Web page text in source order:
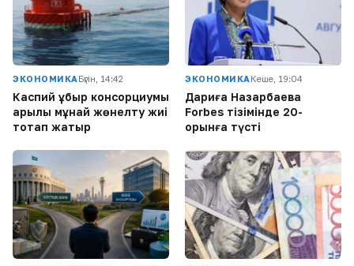
ЭКОНОМИКАБүгін, 14:42
Каспий құбыр консорциумы
арқылы мұнай жөнелту жиі
тоқтап жатыр
ЭКОНОМИКАКеше, 19:04
Дариға Назарбаева
Forbes тізімінде 20-
орынға түсті